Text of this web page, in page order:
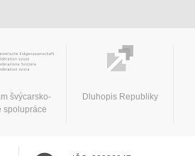
švýcarsko-
spolupráce
Dluhopis Republiky